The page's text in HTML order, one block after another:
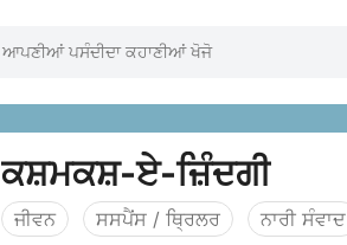
ਕਸ਼ਮਕਸ਼-ਏ-ਜ਼ਿੰਦਗੀ
ਜੀਵਨ ਸਸਪੈਂਸ / ਥ੍ਰਿਲਰ ਨਾਰੀ ਸੰਵਾਦ